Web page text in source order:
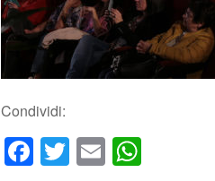
Condividi:
Facebook
Twitter
Email